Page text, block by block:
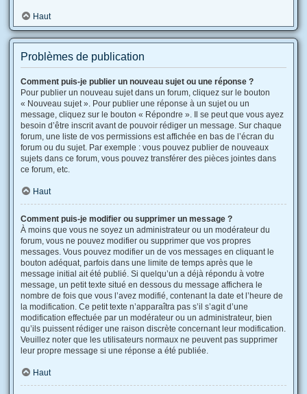
Haut
Problèmes de publication
Comment puis-je publier un nouveau sujet ou une réponse ?
Pour publier un nouveau sujet dans un forum, cliquez sur le bouton
« Nouveau sujet ». Pour publier une réponse à un sujet ou un
message, cliquez sur le bouton « Répondre ». Il se peut que vous ayez
besoin d’être inscrit avant de pouvoir rédiger un message. Sur chaque
forum, une liste de vos permissions est affichée en bas de l’écran du
forum ou du sujet. Par exemple : vous pouvez publier de nouveaux
sujets dans ce forum, vous pouvez transférer des pièces jointes dans
ce forum, etc.
Haut
Comment puis-je modifier ou supprimer un message ?
À moins que vous ne soyez un administrateur ou un modérateur du
forum, vous ne pouvez modifier ou supprimer que vos propres
messages. Vous pouvez modifier un de vos messages en cliquant le
bouton adéquat, parfois dans une limite de temps après que le
message initial ait été publié. Si quelqu’un a déjà répondu à votre
message, un petit texte situé en dessous du message affichera le
nombre de fois que vous l’avez modifié, contenant la date et l’heure de
la modification. Ce petit texte n’apparaîtra pas s’il s’agit d’une
modification effectuée par un modérateur ou un administrateur, bien
qu’ils puissent rédiger une raison discrète concernant leur modification.
Veuillez noter que les utilisateurs normaux ne peuvent pas supprimer
leur propre message si une réponse a été publiée.
Haut